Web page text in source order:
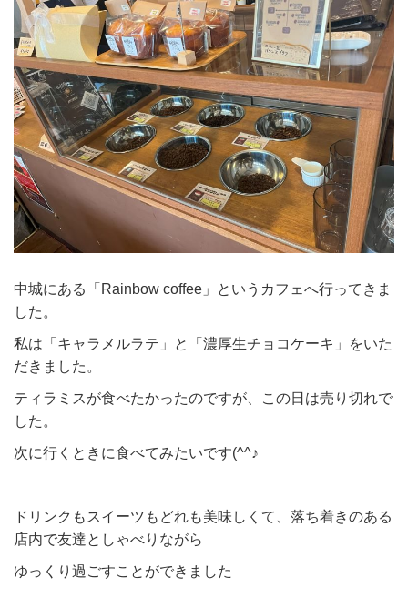
中城にある「Rainbow coffee」というカフェへ行ってきま
した。
私は「キャラメルラテ」と「濃厚生チョコケーキ」をいた
だきました。
ティラミスが食べたかったのですが、この日は売り切れで
した。
次に行くときに食べてみたいです(^^♪
ドリンクもスイーツもどれも美味しくて、落ち着きのある
店内で友達としゃべりながら
ゆっくり過ごすことができました